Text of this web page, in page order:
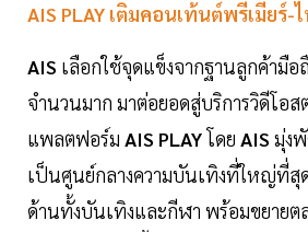
AIS PLAY เติมคอนเท้นต์พรีเมียร์-
AIS เลือกใช้จุดแข็งจากฐานลูกค้ามื
จำนวนมาก มาต่อยอดสู่บริการวิดีโอส
แพลตฟอร์ม AIS PLAYโดย AIS มุ่ง
เป็นศูนย์กลางความบันเทิงที่ใหญ่ที่
ด้านทั้งบันเทิงและกีฬา พร้อมขยาย